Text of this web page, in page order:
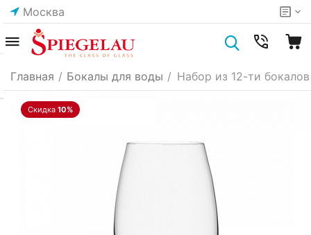
Москва
Главная / Бокалы для воды / Набор из 12-ти
Скидка 10%